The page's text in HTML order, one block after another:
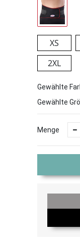
XS
2XL
Gewählte
Gewählte
Menge